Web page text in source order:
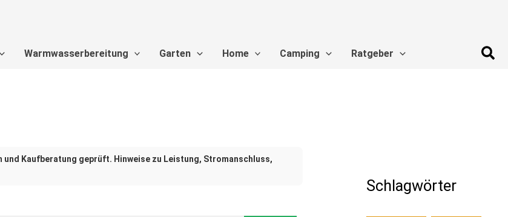
Warmwasserbereitung Garten Home Camping Ratgeber
und Kaufberatung geprüft. Hinweise zu Leistung, Stromanschluss,
Schlagwörter